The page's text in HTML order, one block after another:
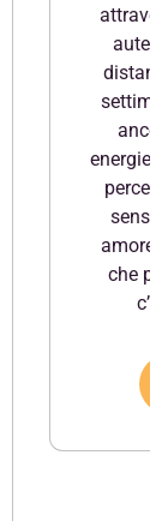
energie
amore
che